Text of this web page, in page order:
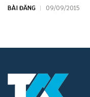
BÀI ĐĂNG 09/09/2015